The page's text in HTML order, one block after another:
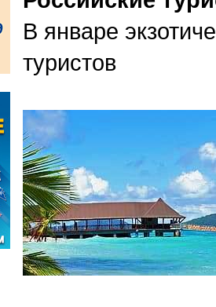
В январе
туристов